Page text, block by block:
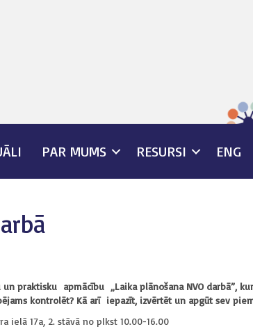
PAR MUMS RESURSI ENG
praktisku apmācību „Laika plānošana NVO darbā”,
kontrolēt? Kā arī iepazīt, izvērtēt un apgūt sev
ielā 17a, 2. stāvā no plkst 10.00-16.00